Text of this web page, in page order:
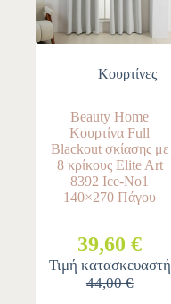
Κουρτίνες
Beauty Home
Κουρτίνα Full
Blackout σκίασης με
8 κρίκους Elite Art
8392 Ice-No1
140×270 Πάγου
39,60 €
Τιμή κατασκευαστή
44,00 €